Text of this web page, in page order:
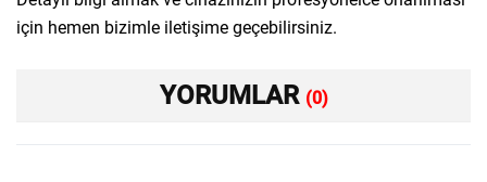
için hemen bizimle iletişime geçebilirsiniz.
YORUMLAR (0)